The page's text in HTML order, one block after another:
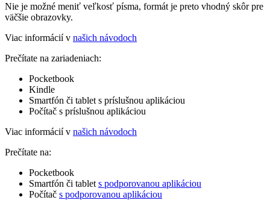
Nie je možné meniť veľkosť písma, formát je preto vhodný skôr pre
väčšie obrazovky.
Viac informácií v našich návodoch
Prečítate na zariadeniach:
Pocketbook
Kindle
Smartfón či tablet s príslušnou aplikáciou
Počítač s príslušnou aplikáciou
Viac informácií v našich návodoch
Prečítate na:
Pocketbook
Smartfón či tablet s podporovanou aplikáciou
Počítač s podporovanou aplikáciou